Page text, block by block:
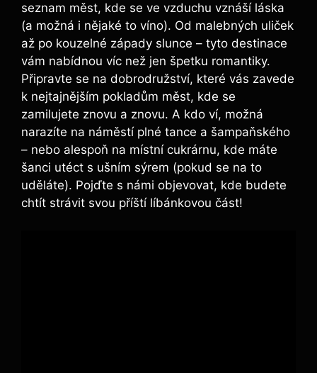
seznam měst, kde se​ ve vzduchu vznáší láska
(a ‍možná i nějaké to víno). Od malebných uliček
‌až po kouzelné ​západy slunce – tyto destinace
vám nabídnou ⁤víc než jen špetku romantiky.
Připravte se⁤ na dobrodružství, které⁣ vás zavede
k nejtajnějším pokladům měst, kde se
zamilujete ‍znovu a ‌znovu. A⁣ kdo ví, možná
narazíte‌ na náměstí plné tance a šampaňského
– nebo alespoň na místní cukrárnu, kde máte
šanci utéct s ušním sýrem (pokud se na to
‌uděláte). Pojďte s námi objevovat, kde budete
chtít⁤ strávit svou ​příští líbánkovou část!